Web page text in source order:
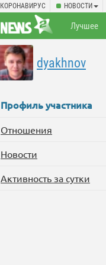
КОРОНАВИРУС НОВОСТИ
Лучшее
dyakhnov
Профиль участника
Отношения
Новости
Активность за сутки